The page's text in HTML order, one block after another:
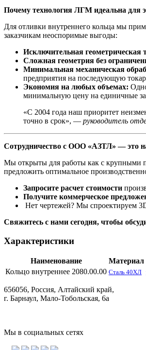
Почему технология ЛГМ идеальна для
Для отливки внутреннего кольца мы
заказчикам неоспоримые выгоды:
Исключительная геометрическая
Сложная геометрия без
Минимальная механическая
предприятия на последующую
Экономия на любых объемах:
минимальную цену на единичные
«С 2004 года наш приоритет
точно в срок», — руководитель
Сотрудничество с ООО «АЗТЛ» — это
Мы открыты для работы как с крупными
предложить оптимальное
Запросите расчет стоимости
Получите коммерческое
Нет чертежей? Мы спроектируем
Свяжитесь с нами сегодня, чтобы
Характеристики
Наименование Материал
Кольцо внутреннее 2080.00.00 Сталь 40ХЛ
656056, Россия, Алтайский край,
г. Барнаул, Мало-Тобольская, 6а
Мы в социальных сетях